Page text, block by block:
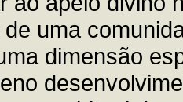
uma
dimensão